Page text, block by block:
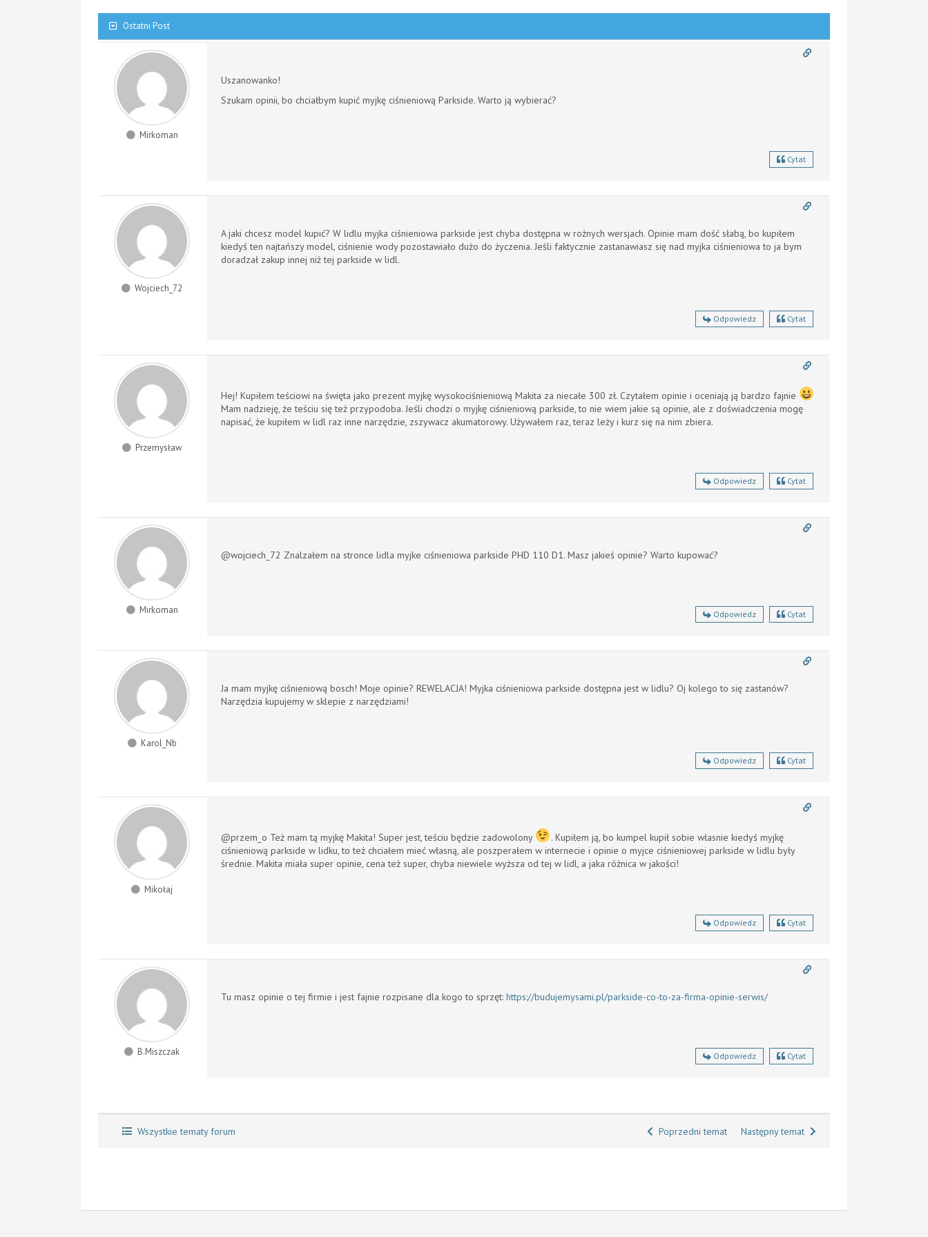
Ostatni Post
Mirkoman
Uszanowanko!
Szukam opinii, bo chciałbym kupić myjkę ciśnieniową Parkside. Warto ją wybierać?
Cytat
Wojciech_72
A jaki chcesz model kupić? W lidlu myjka ciśnieniowa parkside jest chyba dostępna w rożnych wersjach. Opinie mam dość słabą, bo kupiłem
kiedyś ten najtańszy model, ciśnienie wody pozostawiało dużo do życzenia. Jeśli faktycznie zastanawiasz się nad myjka ciśnieniowa to ja bym
doradzał zakup innej niż tej parkside w lidl.
Odpowiedz Cytat
Przemysław
Hej! Kupiłem teściowi na święta jako prezent myjkę wysokociśnieniową Makita za niecałe 300 zł. Czytałem opinie i oceniają ją bardzo fajnie
Mam nadzieję, że teściu się też przypodoba. Jeśli chodzi o myjkę ciśnieniową parkside, to nie wiem jakie są opinie, ale z doświadczenia mogę
napisać, że kupiłem w lidl raz inne narzędzie, zszywacz akumatorowy. Używałem raz, teraz leży i kurz się na nim zbiera.
Odpowiedz Cytat
Mirkoman
@wojciech_72 Znalzałem na stronce lidla myjke ciśnieniowa parkside PHD 110 D1. Masz jakieś opinie? Warto kupować?
Odpowiedz Cytat
Karol_Nb
Ja mam myjkę ciśnieniową bosch! Moje opinie? REWELACJA! Myjka ciśnieniowa parkside dostępna jest w lidlu? Oj kolego to się zastanów?
Narzędzia kupujemy w sklepie z narzędziami!
Odpowiedz Cytat
Mikołaj
@przem_o Też mam tą myjkę Makita! Super jest, teściu będzie zadowolony . Kupiłem ją, bo kumpel kupił sobie własnie kiedyś myjkę
ciśnieniową parkside w lidku, to też chciałem mieć własną, ale poszperałem w internecie i opinie o myjce ciśnieniowej parkside w lidlu były
średnie. Makita miała super opinie, cena też super, chyba niewiele wyższa od tej w lidl, a jaka różnica w jakości!
Odpowiedz Cytat
B.Miszczak
Tu masz opinie o tej firmie i jest fajnie rozpisane dla kogo to sprzęt: https://budujemysami.pl/parkside-co-to-za-firma-opinie-serwis/
Odpowiedz Cytat
Wszystkie tematy forum Poprzedni temat Następny temat